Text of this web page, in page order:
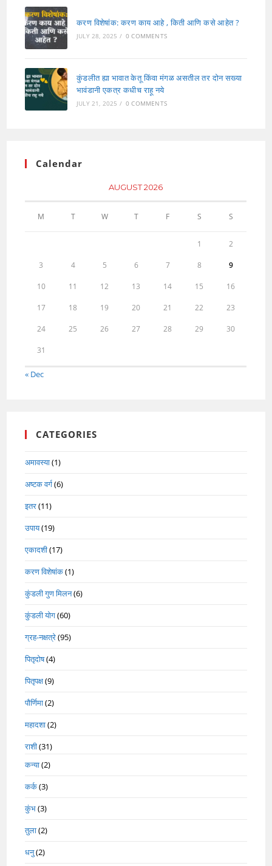
करण विशेषांक: करण काय आहे , किती आणि कसे आहेत ?
JULY 28, 2025 / 0 COMMENTS
कुंडलीत ह्या भावात केतू किंवा मंगळ असतील तर दोन सख्या
भावंडानी एकत्र कधीच राहू नये
JULY 21, 2025 / 0 COMMENTS
Calendar
AUGUST 2026
M T W T F S S
1 2
3 4 5 6 7 8 9
10 11 12 13 14 15 16
17 18 19 20 21 22 23
24 25 26 27 28 29 30
31
« Dec
CATEGORIES
अमावस्या(1)
अष्टक वर्ग(6)
इतर(11)
उपाय(19)
एकादशी(17)
करण विशेषांक(1)
कुंडली गुण मिलन(6)
कुंडली योग(60)
ग्रह-नक्षत्रे(95)
पितृदोष(4)
पितृपक्ष(9)
पौर्णिमा(2)
महादशा(2)
राशी(31)
कन्या(2)
कर्क(3)
कुंभ(3)
तुला(2)
धनु(2)